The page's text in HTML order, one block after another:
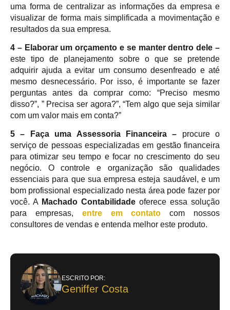
uma forma de centralizar as informações da empresa e
visualizar de forma mais simplificada a movimentação e
resultados da sua empresa.
4 – Elaborar um orçamento e se manter dentro dele –
este tipo de planejamento sobre o que se pretende
adquirir ajuda a evitar um consumo desenfreado e até
mesmo desnecessário. Por isso, é importante se fazer
perguntas antes da comprar como: “Preciso mesmo
disso?”, ” Precisa ser agora?”, “Tem algo que seja similar
com um valor mais em conta?”
5 – Faça uma Assessoria Financeira – procure o
serviço de pessoas especializadas em gestão financeira
para otimizar seu tempo e focar no crescimento do seu
negócio. O controle e organização são qualidades
essenciais para que sua empresa esteja saudável, e um
bom profissional especializado nesta área pode fazer por
você. A Machado Contabilidade oferece essa solução
para empresas, entre em contato com nossos
consultores de vendas e entenda melhor este produto.
ESCRITO POR:
Geniffer Costa